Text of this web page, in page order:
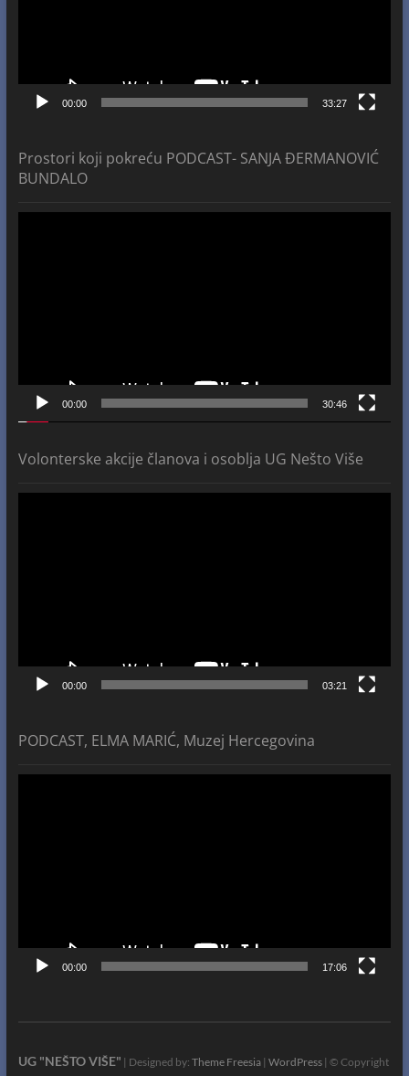
00:00 33:27
Prostori koji pokreću PODCAST- SANJA ĐERMANOVIĆ
BUNDALO
00:00 30:46
Volonterske akcije članova i osoblja UG Nešto Više
00:00 03:21
PODCAST, ELMA MARIĆ, Muzej Hercegovina
00:00 17:06
UG "NEŠTO VIŠE" | Designed by: Theme Freesia| WordPress| © Copyright